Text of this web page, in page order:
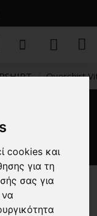
cookies και
για τη
σας για
να
Overshirt